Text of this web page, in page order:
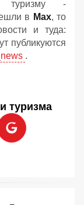
туризму -
в Мах, то
и туда:
публикуются
.
туризма